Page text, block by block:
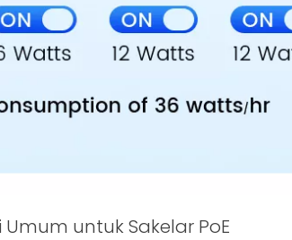
Umum untuk Sakelar PoE